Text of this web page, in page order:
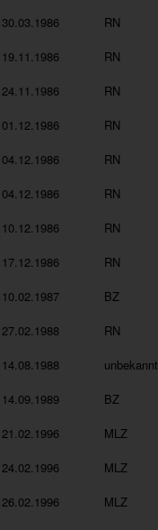
30.03.1986
RN
19.11.1986
RN
24.11.1986
RN
01.12.1986
RN
04.12.1986
RN
04.12.1986
RN
10.12.1986
RN
17.12.1986
RN
10.02.1987
BZ
27.02.1988
RN
14.08.1988
unbekannt
14.09.1989
BZ
21.02.1996
MLZ
24.02.1996
MLZ
26.02.1996
MLZ